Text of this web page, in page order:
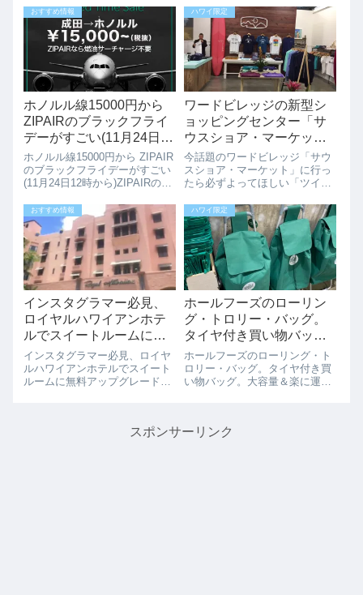
アイスならヘルシーだし、少し
高いけどいいかなと思って買っ
ちゃいます。お値段はこちら
ラインで購入しようとしても送
料がかなり高かったりと大変で
す。カカアコにある
Consignment Centerは...
おすすめ情報
ホノルル線15000円から
ZIPAIRのブラックフライ
デーがすごい(11月24日12
時から)
ホノルル線15000円から ZIPAIR
のブラックフライデーがすごい
(11月24日12時から)ZIPAIRのブ
ノルル行き片道15000円からの
セールです。さらに燃油サーチ
ャージ無料、機内Wi-Fiも無料だ
からすご...
ハワイ限定
ワードビレッジの新型シ
ョッピングセンター「サ
ウスショア・マーケッ
ト」で必ず寄ってほしい
「ツインアイランド」
今話題のワードビレッジ「サウ
スショア・マーケット」に行っ
たら必ずよってほしい「ツイン
ランド」は、オンラインショッ
プとしてオープンし、大人気に
なりその後カイルアに2014年4
月にオープンし、2016年12月に
ワード...
おすすめ情報
インスタグラマー必見、
ロイヤルハワイアンホテ
ルでスイートルームに無
料アップグレード！
インスタグラマー必見、ロイヤ
ルハワイアンホテルでスイート
ルームに無料アップグレード！
アップグレードという商品が楽
ハワイ限定
ホールフーズのローリン
グ・トロリー・バッグ。
タイヤ付き買い物バッ
グ。大容量＆楽に運べま
す。
ホールフーズのローリング・ト
ロリー・バッグ。タイヤ付き買
い物バッグ。大容量＆楽に運べ
ッグで重い荷物ときに助かりそ
スポンサーリンク